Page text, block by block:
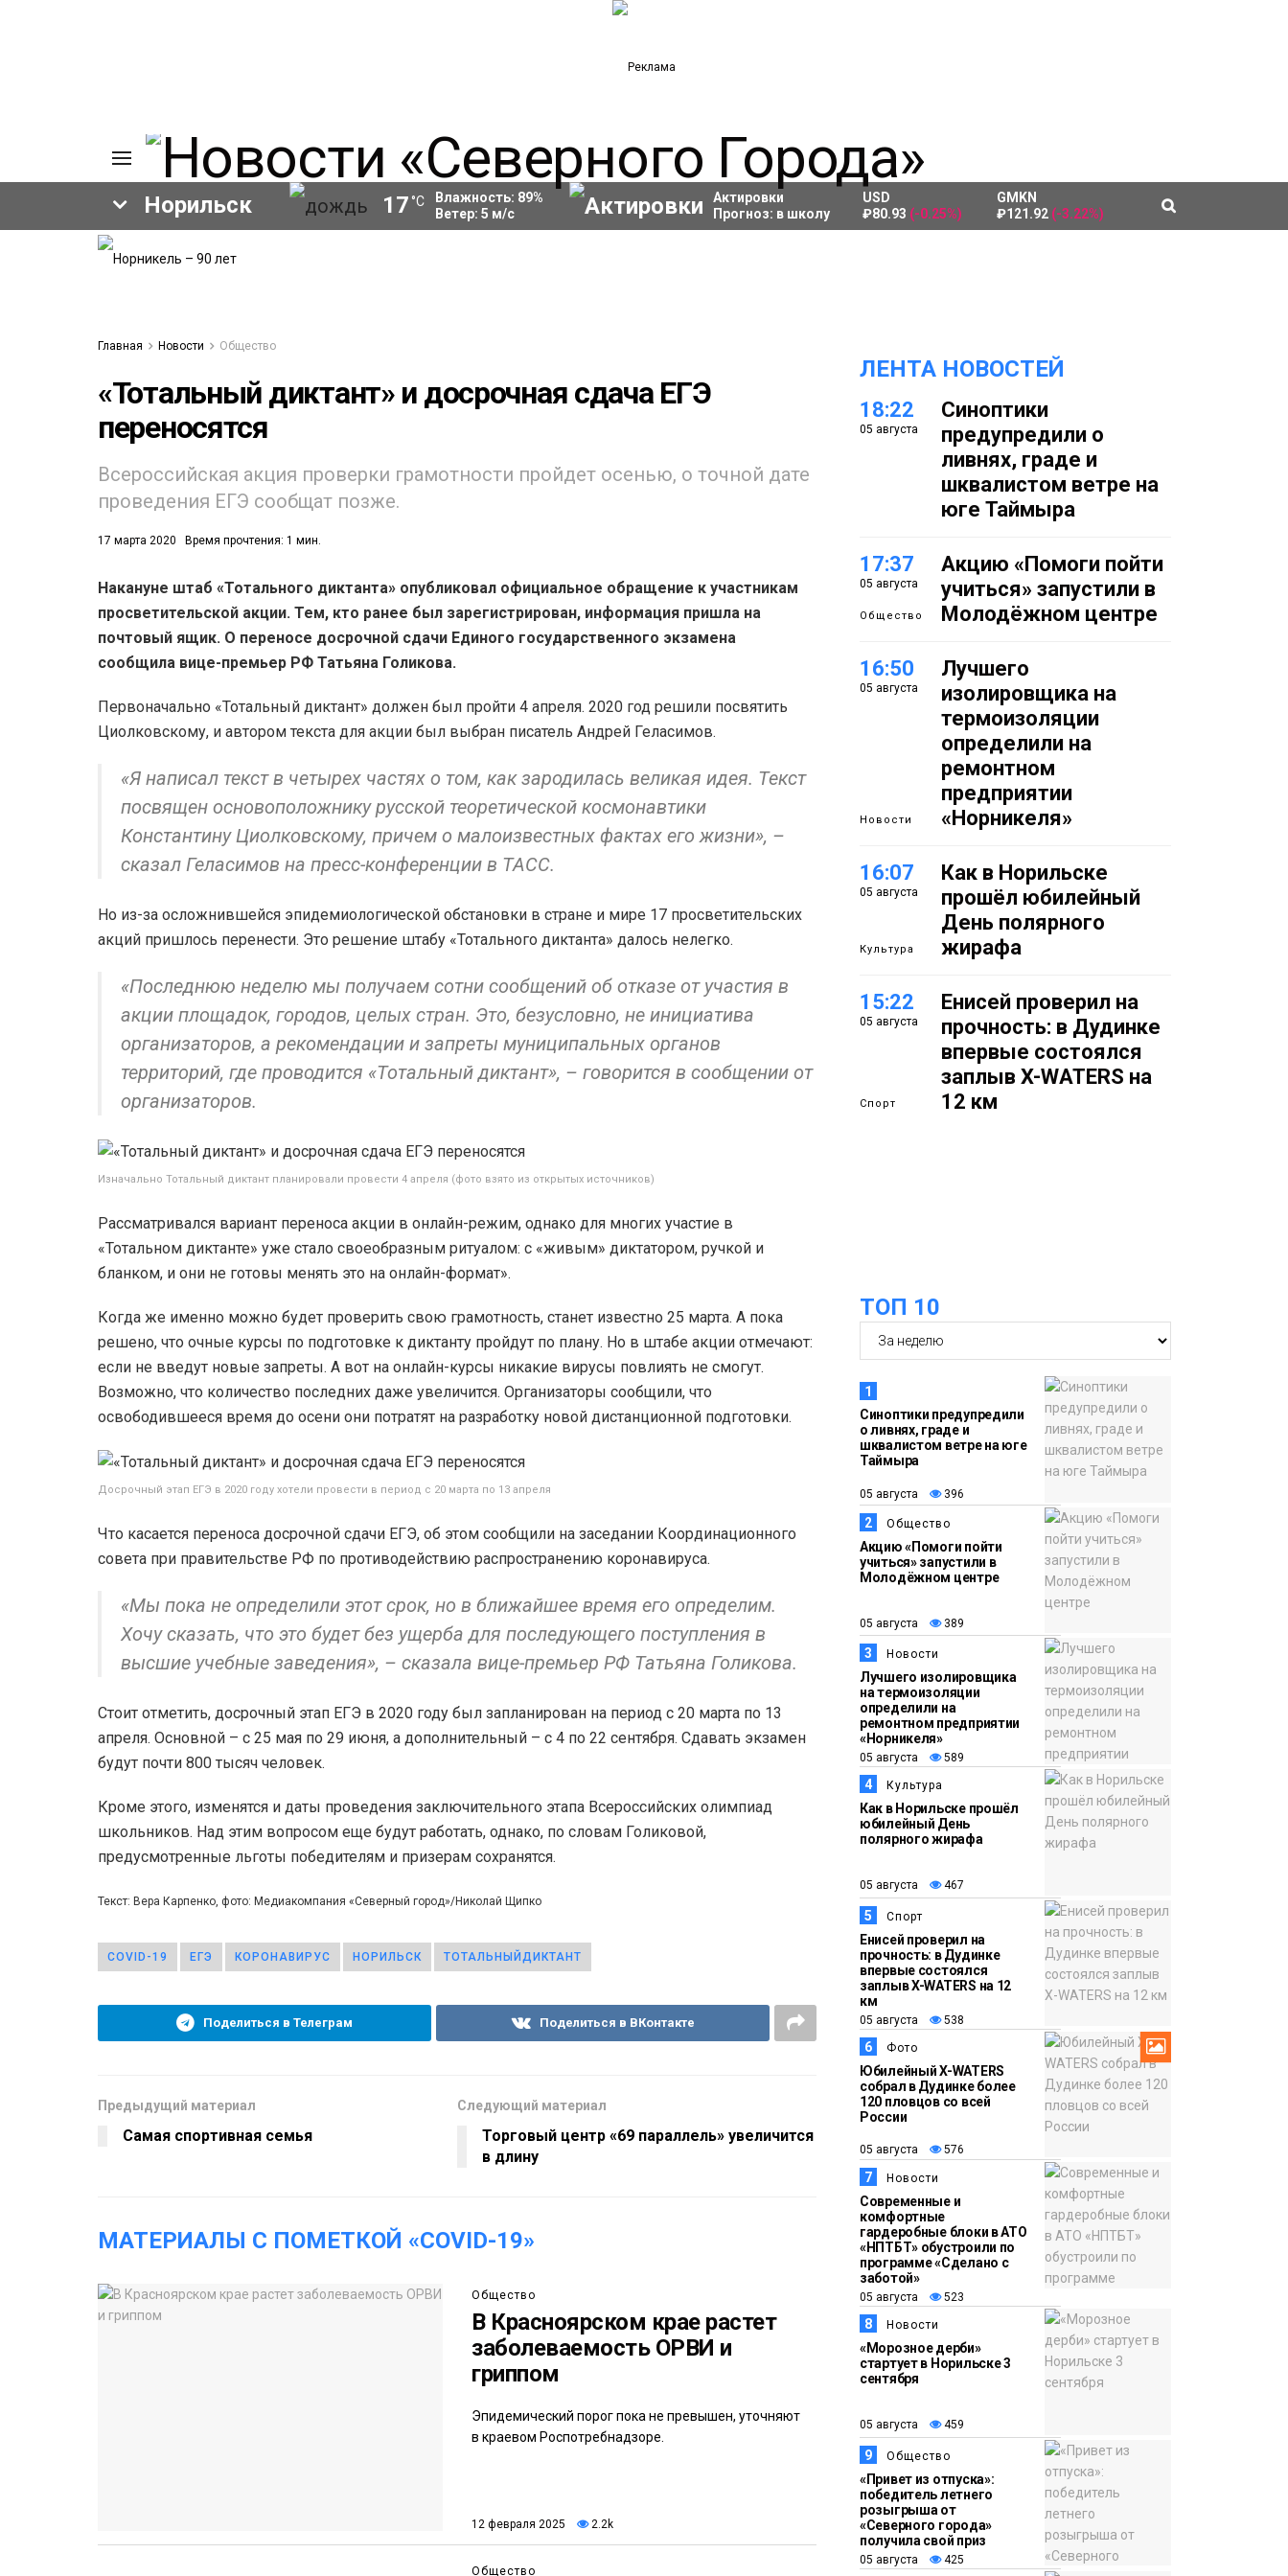
Норильск 17 °C Влажность: 89%
Ветер: 5 м/с
Актировки
Прогноз: в школу
USD
₽80.93 (-0.25%)
GMKN
₽121.92 (-3.22%)
Главная Новости Общество
«Тотальный диктант» и досрочная сдача ЕГЭ
переносятся
Всероссийская акция проверки грамотности пройдет осенью, о точной дате
проведения ЕГЭ сообщат позже.
17 марта 2020 Время прочтения: 1 мин.
Накануне штаб «Тотального диктанта» опубликовал официальное обращение к участникам
просветительской акции. Тем, кто ранее был зарегистрирован, информация пришла на
почтовый ящик. О переносе досрочной сдачи Единого государственного экзамена
сообщила вице-премьер РФ Татьяна Голикова.
Первоначально «Тотальный диктант» должен был пройти 4 апреля. 2020 год решили посвятить
Циолковскому, и автором текста для акции был выбран писатель Андрей Геласимов.
«Я написал текст в четырех частях о том, как зародилась великая идея. Текст
посвящен основоположнику русской теоретической космонавтики
Константину Циолковскому, причем о малоизвестных фактах его жизни», –
сказал Геласимов на пресс-конференции в ТАСС.
Но из-за осложнившейся эпидемиологической обстановки в стране и мире 17 просветительских
акций пришлось перенести. Это решение штабу «Тотального диктанта» далось нелегко.
«Последнюю неделю мы получаем сотни сообщений об отказе от участия в
акции площадок, городов, целых стран. Это, безусловно, не инициатива
организаторов, а рекомендации и запреты муниципальных органов
территорий, где проводится «Тотальный диктант», – говорится в сообщении от
организаторов.
Изначально Тотальный диктант планировали провести 4 апреля (фото взято из открытых источников)
Рассматривался вариант переноса акции в онлайн-режим, однако для многих участие в
«Тотальном диктанте» уже стало своеобразным ритуалом: с «живым» диктатором, ручкой и
бланком, и они не готовы менять это на онлайн-формат».
Когда же именно можно будет проверить свою грамотность, станет известно 25 марта. А пока
решено, что очные курсы по подготовке к диктанту пройдут по плану. Но в штабе акции отмечают:
если не введут новые запреты. А вот на онлайн-курсы никакие вирусы повлиять не смогут.
Возможно, что количество последних даже увеличится. Организаторы сообщили, что
освободившееся время до осени они потратят на разработку новой дистанционной подготовки.
Досрочный этап ЕГЭ в 2020 году хотели провести в период с 20 марта по 13 апреля
Что касается переноса досрочной сдачи ЕГЭ, об этом сообщили на заседании Координационного
совета при правительстве РФ по противодействию распространению коронавируса.
«Мы пока не определили этот срок, но в ближайшее время его определим.
Хочу сказать, что это будет без ущерба для последующего поступления в
высшие учебные заведения», – сказала вице-премьер РФ Татьяна Голикова.
Стоит отметить, досрочный этап ЕГЭ в 2020 году был запланирован на период с 20 марта по 13
апреля. Основной – с 25 мая по 29 июня, а дополнительный – с 4 по 22 сентября. Сдавать экзамен
будут почти 800 тысяч человек.
Кроме этого, изменятся и даты проведения заключительного этапа Всероссийских олимпиад
школьников. Над этим вопросом еще будут работать, однако, по словам Голиковой,
предусмотренные льготы победителям и призерам сохранятся.
Текст: Вера Карпенко, фото: Медиакомпания «Северный город»/Николай Щипко
COVID-19 ЕГЭ КОРОНАВИРУС НОРИЛЬСК ТОТАЛЬНЫЙДИКТАНТ
Поделиться в Телеграм Поделиться в ВКонтакте
Предыдущий материал
Самая спортивная семья
Следующий материал
Торговый центр «69 параллель» увеличится
в длину
МАТЕРИАЛЫ С ПОМЕТКОЙ «COVID-19»
Общество
В Красноярском крае растет
заболеваемость ОРВИ и
гриппом
Эпидемический порог пока не превышен, уточняют
в краевом Роспотребнадзоре.
12 февраля 2025 2.2k
Общество
ЛЕНТА НОВОСТЕЙ
18:22
05 августа
Синоптики
предупредили о
ливнях, граде и
шквалистом ветре на
юге Таймыра
17:37
05 августа
Общество
Акцию «Помоги пойти
учиться» запустили в
Молодёжном центре
16:50
05 августа
Новости
Лучшего
изолировщика на
термоизоляции
определили на
ремонтном
предприятии
«Норникеля»
16:07
05 августа
Культура
Как в Норильске
прошёл юбилейный
День полярного
жирафа
15:22
05 августа
Спорт
Енисей проверил на
прочность: в Дудинке
впервые состоялся
заплыв X-WATERS на
12 км
05 августа
Новости
гардеробные блоки в
АТО «НПТБТ»
обустроили по
программе «Сделано
с заботой»
13:58
05 августа
Новости
«Морозное дерби»
стартует в Норильске
3 сентября
Общество
«Привет из отпуска»:
победитель летнего
розыгрыша от
«Северного города»
получила свой приз
12:32
05 августа
Общество
Торжественная
церемония
бракосочетания снова
прошла в «Башне»
ТОП 10
1
Синоптики предупредили
о ливнях, граде и
шквалистом ветре на юге
Таймыра
05 августа 396
2 Общество
Акцию «Помоги пойти
учиться» запустили в
Молодёжном центре
05 августа 389
3 Новости
Лучшего изолировщика
на термоизоляции
определили на
ремонтном предприятии
«Норникеля»
05 августа 589
4 Культура
Как в Норильске прошёл
юбилейный День
полярного жирафа
05 августа 467
5 Спорт
Енисей проверил на
прочность: в Дудинке
впервые состоялся
заплыв X-WATERS на 12
км
05 августа 538
6 Фото
Юбилейный X-WATERS
собрал в Дудинке более
120 пловцов со всей
России
05 августа 576
7 Новости
Современные и
комфортные
гардеробные блоки в АТО
«НПТБТ» обустроили по
программе «Сделано с
заботой»
05 августа 523
8 Новости
«Морозное дерби»
стартует в Норильске 3
сентября
05 августа 459
9 Общество
«Привет из отпуска»:
победитель летнего
розыгрыша от
«Северного города»
получила свой приз
05 августа 425